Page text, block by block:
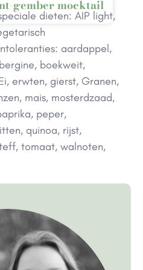
gember mocktail
dieten: AIP light,
aardappel,
, boekweit,
, erwten, gierst, Granen,
, mais, mosterdzaad,
, peper,
, quinoa, rijst,
, tomaat, walnoten,